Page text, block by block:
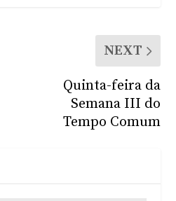
NEXT
Quinta-feira da
Semana III do
Tempo Comum